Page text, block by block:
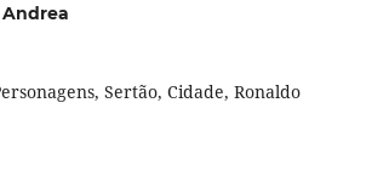
Sertão, Cidade, Ronaldo